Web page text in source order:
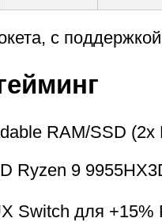
с
RAM/SSD (2x
Ryzen 9
Switch для +15%